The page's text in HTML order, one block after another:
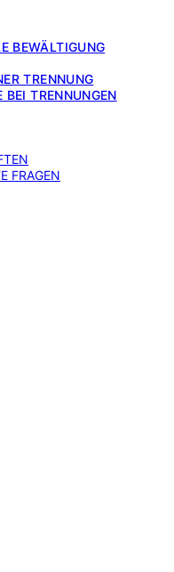
BEWÄLTIGUNG
TRENNUNG
TRENNUNGEN
FRAGEN